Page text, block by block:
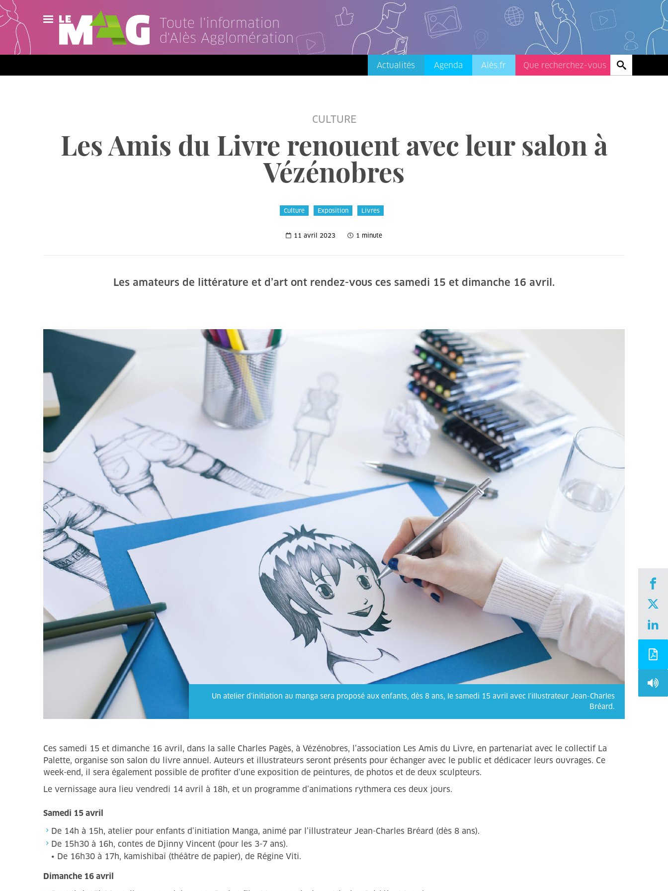
Toute l'information
d'Alès Agglomération
Actualités
Agenda
Contact
Actualités Agenda Alès.fr
CULTURE
Les Amis du Livre renouent avec leur salon à
Vézénobres
Culture Exposition Livres
11 avril 2023 1 minute
Les amateurs de littérature et d’art ont rendez-vous ces samedi 15 et dimanche 16 avril.
Un atelier d’initiation au manga sera proposé aux enfants, dès 8 ans, le samedi 15 avril avec l’illustrateur Jean-Charles
Bréard.
Ces samedi 15 et dimanche 16 avril, dans la salle Charles Pagès, à Vézénobres, l’association Les Amis du Livre, en partenariat avec le collectif La
Palette, organise son salon du livre annuel. Auteurs et illustrateurs seront présents pour échanger avec le public et dédicacer leurs ouvrages. Ce
week-end, il sera également possible de profiter d’une exposition de peintures, de photos et de deux sculpteurs.
Le vernissage aura lieu vendredi 14 avril à 18h, et un programme d’animations rythmera ces deux jours.
Samedi 15 avril
De 14h à 15h, atelier pour enfants d’initiation Manga, animé par l’illustrateur Jean-Charles Bréard (dès 8 ans).
De 15h30 à 16h, contes de Djinny Vincent (pour les 3-7 ans).
• De 16h30 à 17h, kamishibaï (théâtre de papier), de Régine Viti.
Dimanche 16 avril